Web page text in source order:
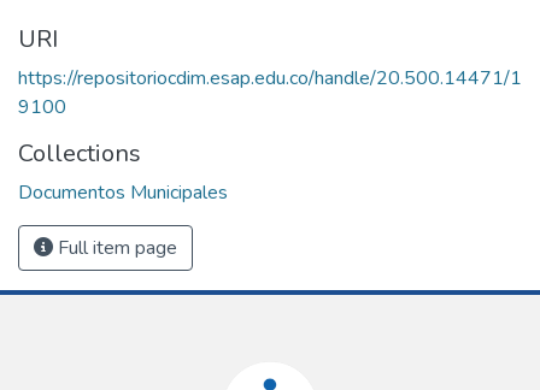
URI
https://repositoriocdim.esap.edu.co/handle/20.500.14471/1
9100
Collections
Documentos Municipales
Full item page